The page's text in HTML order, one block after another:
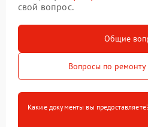
свой вопрос.
Общие
Вопросы по ремонту
Какие документы вы